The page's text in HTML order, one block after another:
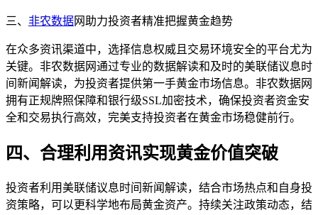
三、 非农数据网助力投资者精准把握黄金趋势
在众多资讯渠道中，选择信息权威且交易环境安全的平台尤为
关键。非农数据网通过专业的数据解读和及时的美联储议息时
间新闻解读，为投资者提供第一手黄金市场信息。非农数据网
拥有正规牌照保障和银行级SSL加密技术，确保投资者资金安
全和交易执行高效，完美支持投资者在黄金市场稳健前行。
四、合理利用资讯实现黄金价值突破
投资者利用美联储议息时间新闻解读，结合市场热点和自身投
资策略，可以更科学地布局黄金资产。持续关注政策动态，结